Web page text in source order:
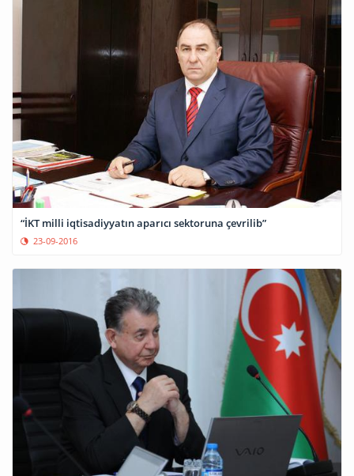
“İKT milli iqtisadiyyatın aparıcı sektoruna çevrilib”
23-09-2016